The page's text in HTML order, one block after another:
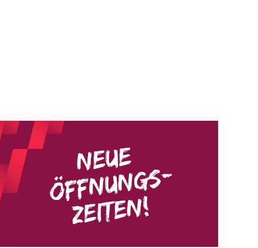
Neue Empfangszeiten ab 1. August 2026